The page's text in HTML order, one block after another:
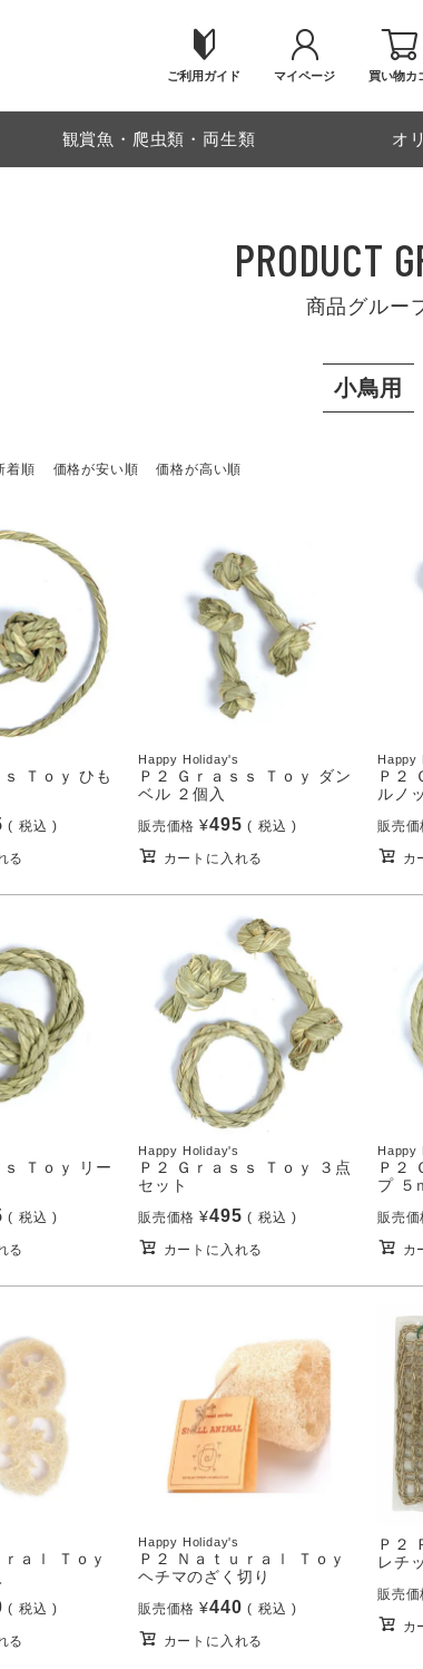
ご利用ガイド マイページ 買い物カ
観賞魚・爬虫類・両生類 オ
PRODUCT
商品グルー
小鳥用
着順 価格が安い順 価格が高い順
Ｔｏｙ ひも
税込
る
Happy Holiday's
Ｐ２ Ｇｒａｓｓ Ｔｏｙ ダン
ベル ２個入
販売価格 ¥495 税込
カートに入れる
Happy
Ｐ２
ルノ
販売価
カ
Ｔｏｙ リー
税込
る
Happy Holiday's
Ｐ２ Ｇｒａｓｓ Ｔｏｙ ３点
セット
販売価格 ¥495 税込
カートに入れる
Happy
Ｐ２
プ ５
販売価
カ
ａｌ Ｔｏｙ
税込
る
Happy Holiday's
Ｐ２ Ｎａｔｕｒａｌ Ｔｏｙ
ヘチマのざく切り
販売価格 ¥440 税込
カートに入れる
Ｐ２
レチ
販売価
カ